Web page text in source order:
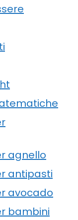
agnello
antipasti
avocado
bambini